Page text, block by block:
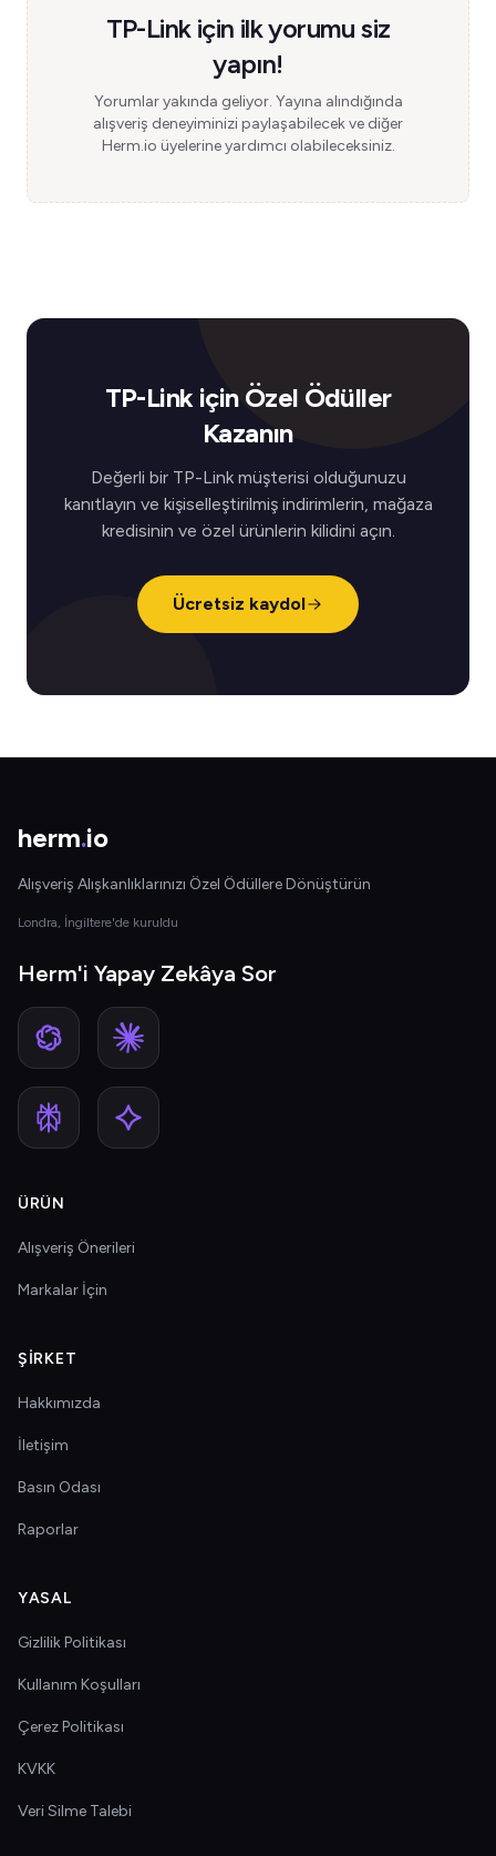
TP-Link için ilk yorumu siz
yapın!
Yorumlar yakında geliyor. Yayına alındığında
alışveriş deneyiminizi paylaşabilecek ve diğer
Herm.io üyelerine yardımcı olabileceksiniz.
TP-Link için Özel Ödüller
Kazanın
Değerli bir TP-Link müşterisi olduğunuzu
kanıtlayın ve kişiselleştirilmiş indirimlerin, mağaza
kredisinin ve özel ürünlerin kilidini açın.
Ücretsiz kaydol
herm.io
Alışveriş Alışkanlıklarınızı Özel Ödüllere Dönüştürün
Londra, İngiltere'de kuruldu
Herm'i Yapay Zekâya Sor
ÜRÜN
Alışveriş Önerileri
Markalar İçin
ŞIRKET
Hakkımızda
İletişim
Basın Odası
Raporlar
YASAL
Gizlilik Politikası
Kullanım Koşulları
Çerez Politikası
KVKK
Veri Silme Talebi